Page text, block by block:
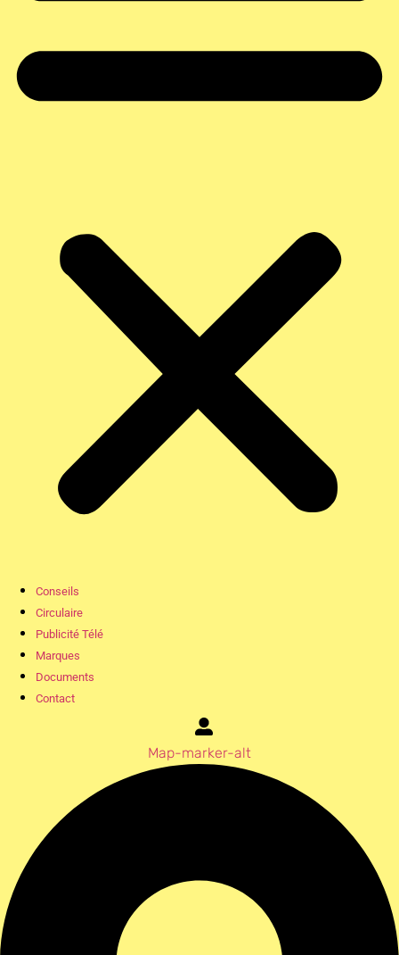
Conseils
Circulaire
Publicité Télé
Marques
Documents
Contact
Map-marker-alt